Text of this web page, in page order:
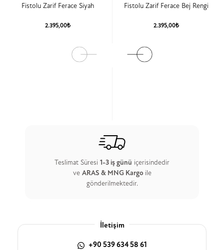
Fistolu Zarif Ferace Siyah
2.395,00₺
Fistolu Zarif Ferace Bej Rengi
2.395,00₺
Teslimat Süresi 1-3 iş günü içerisindedir
ve ARAS & MNG Kargo ile
gönderilmektedir.
İletişim
+90 539 634 58 61